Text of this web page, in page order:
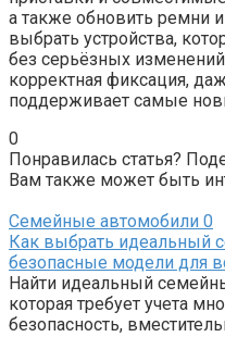
а также обновить ремни
выбрать устройства,
без серьёзных
корректная фиксация,
поддерживает самые
0
Понравилась статья?
Вам также может быть
Семейные автомобили 0
Как выбрать идеальный
безопасные модели для
Найти идеальный
которая требует учета
безопасность,